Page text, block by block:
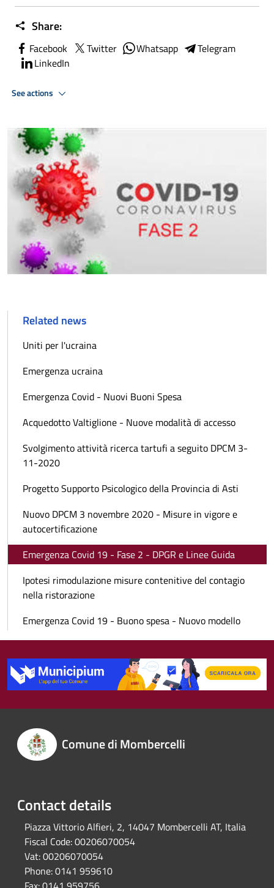
Share:
Facebook Twitter Whatsapp
Telegram
LinkedIn
See actions
Related news
Uniti per l'ucraina
Emergenza ucraina
Emergenza Covid - Nuovi Buoni Spesa
Acquedotto Valtiglione - Nuove modalità di accesso
Svolgimento attività ricerca tartufi a seguito DPCM 3-
11-2020
Progetto Supporto Psicologico della Provincia di Asti
Nuovo DPCM 3 novembre 2020 - Misure in vigore e
autocertificazione
Emergenza Covid 19 - Fase 2 - DPGR e Linee Guida
Ipotesi rimodulazione misure contenitive del contagio
nella ristorazione
Emergenza Covid 19 - Buono spesa - Nuovo modello
Comune di Mombercelli
Contact details
Piazza Vittorio Alfieri, 2, 14047 Mombercelli AT, Italia
Fiscal Code:00206070054
Vat:00206070054
Phone:0141 959610